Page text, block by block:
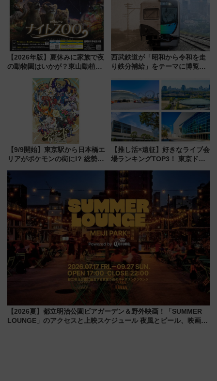
【2026年版】夏休みに家族で夜
の動物園はいかが？東山動植物
ZOO」開催情報
西武鉄道が「昭和から令和を走
り鉄分補給」をテーマに博覧会
14日から 新車両「トキイロ」体
験ブースも アクセスや申込方法
を解説
【9/9開始】東京駅から日本橋エ
リアがポケモンの街に!? 総勢
リサーチ」本格謎解き・グッズ
情報まとめ
【推し活×遠征】好きなライブ会
場ランキングTOP3！ 東京ドー
由と交通アクセス術、ライブ会
場に何を求める？
【2026夏】都立明治公園ビアガーデン＆野外映画！「SUMMER
LOUNGE」のアクセスと上映スケジュール 夜風とビール、映画を